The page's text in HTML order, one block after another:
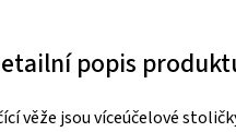
popis
věže jsou víceúčelové